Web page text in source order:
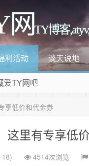
网TY博客
利活动 谈天说地
爱TY网吧
享低价和代金券
这里有专享低
4514次浏览